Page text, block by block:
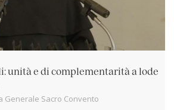
unità e di complementarità a lode
Generale Sacro Convento